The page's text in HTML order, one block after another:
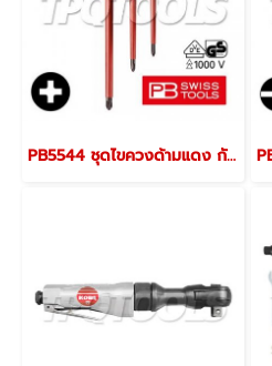
PB5544 ชุดไขควงด้ามแดง กันไฟ 3 ตัว/ชุด VDE ปากแฉกเบอร์ 1,2,3 PB SWISS TOOLS